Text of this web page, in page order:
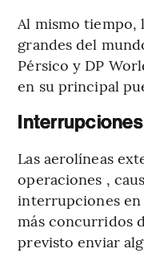
Al mismo tiempo,
grandes del
Pérsico y DP
en su principal
Las aerolíneas
operaciones ,
interrupciones en
más concurridos
previsto enviar